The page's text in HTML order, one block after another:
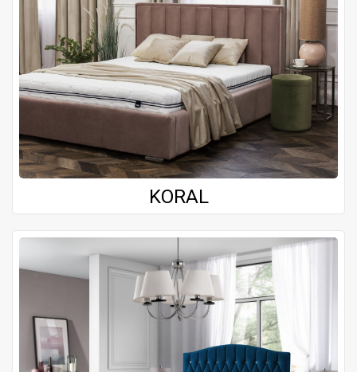
KORAL